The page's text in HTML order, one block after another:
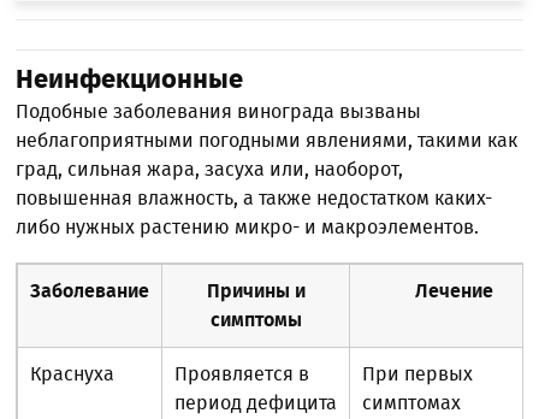
Неинфекционные
Подобные заболевания винограда вызваны
неблагоприятными погодными явлениями, такими как
град, сильная жара, засуха или, наоборот,
повышенная влажность, а также недостатком каких-
либо нужных растению микро- и макроэлементов.
Заболевание
Причины и
симптомы
Лечение
Краснуха
Проявляется в
период дефицита
При первых
симптомах